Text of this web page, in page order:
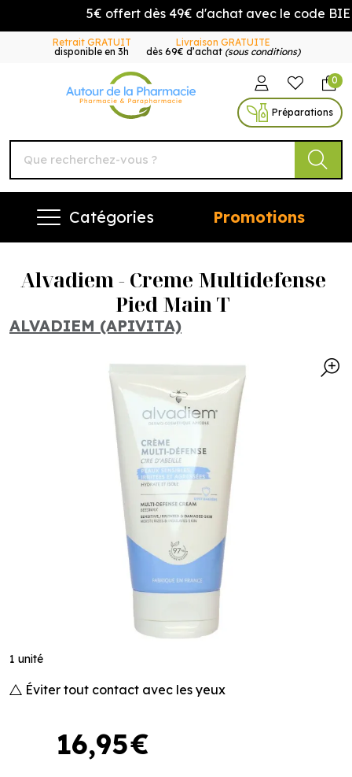
5€ offert dès 49€ d'achat avec le code
Retrait GRATUIT
disponible en 3h
Livraison GRATUITE
dès 69€ d’achat (sous conditions)
Autour de la Pharmacie
0
Préparations
Catégories Promotions
Alvadiem - Creme Multidefense
Pied Main T
ALVADIEM (APIVITA)
1 unité
Éviter tout contact avec les yeux
16,95€